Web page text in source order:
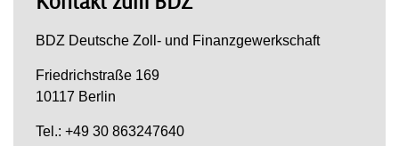
BDZ Deutsche Zoll- und Finanzgewerkschaft
Friedrichstraße 169
10117 Berlin
Tel.: +49 30 863247640